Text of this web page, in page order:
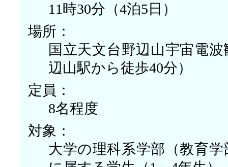
11時30分（4泊5日）
場所：
国立天文台野辺山宇宙電
辺山駅から徒歩40分）
定員：
8名程度
対象：
大学の理科系学部（教育